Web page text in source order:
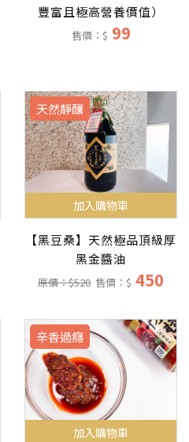
豐富且極高營養價值）
售價：$ 99
天然靜釀
加入購物車
【黑豆桑】天然極品頂級厚
黑金醬油
原價：$520 售價：$ 450
辛香過癮
加入購物車